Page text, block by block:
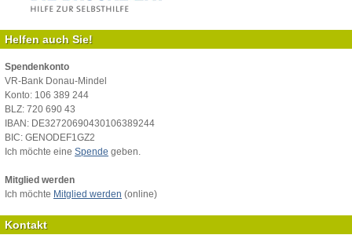
Helfen auch Sie!
Spendenkonto
VR-Bank Donau-Mindel
Konto: 106 389 244
BLZ: 720 690 43
IBAN: DE32720690430106389244
BIC: GENODEF1GZ2
Ich möchte eine Spende geben.
Mitglied werden
Ich möchte Mitglied werden (online)
Kontakt